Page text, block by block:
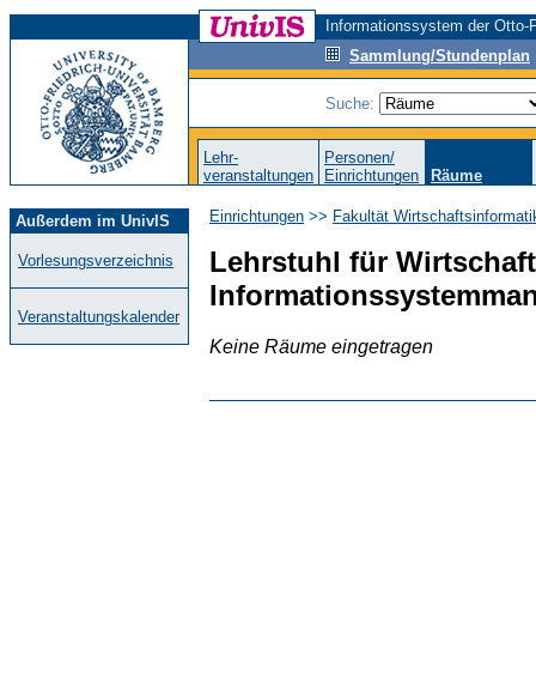
Informationssystem der
Sammlung/Stundenplan
Suche:
Lehr-
veranstaltungen
Personen/
Einrichtungen
Räume
Außerdem im UnivIS
Vorlesungsverzeichnis
Veranstaltungskalender
Einrichtungen >> Fakultät
Lehrstuhl für
Keine Räume eingetragen